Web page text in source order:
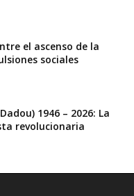
el ascenso de la
sociales
1946 – 2026: La
revolucionaria